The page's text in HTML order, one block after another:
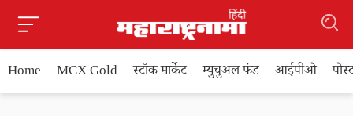
Home MCX Gold स्टॉक मार्केट म्युचुअल फंड आईपीओ